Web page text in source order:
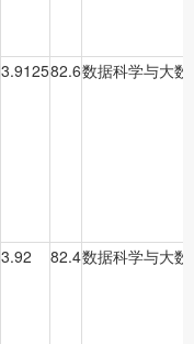
3.912582.6数据科学与大
3.92 82.4数据科学与大